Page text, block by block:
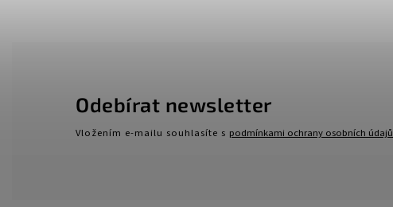
Odebírat newsletter
Vložením e-mailu souhlasíte s podmínkami ochrany osobních údajů